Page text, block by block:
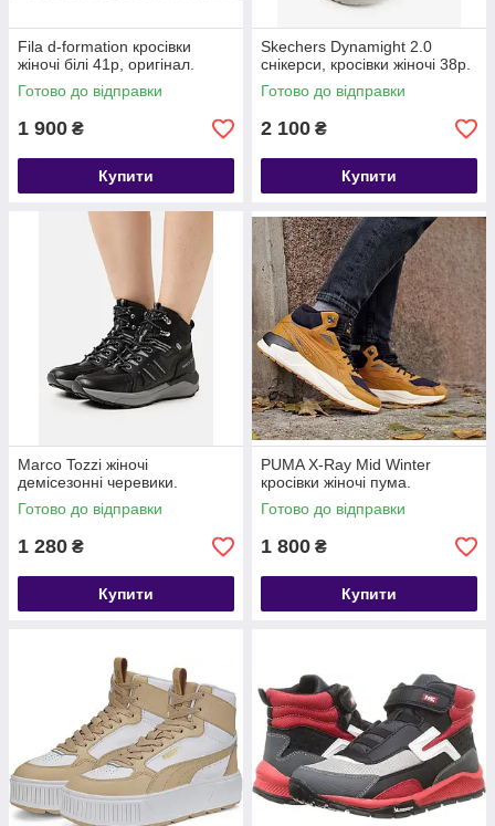
Fila d-formation кросівки
жіночі білі 41р, оригінал.
Готово до відправки
1 900 ₴
Купити
Skechers Dynamight 2.0
снікерси, кросівки жіночі 38р.
Готово до відправки
2 100 ₴
Купити
Marco Tozzi жіночі
демісезонні черевики.
Готово до відправки
1 280 ₴
Купити
PUMA X-Ray Mid Winter
кросівки жіночі пума.
Готово до відправки
1 800 ₴
Купити